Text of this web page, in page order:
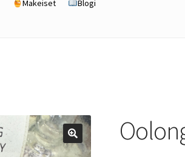
Makeiset Blogi